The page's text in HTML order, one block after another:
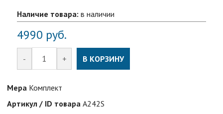
Наличие товара: в наличии
4990 руб.
- + В КОРЗИНУ
Мера Комплект
Артикул / ID товара A242S